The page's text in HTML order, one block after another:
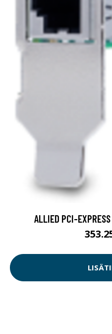
ALLIED PCI-